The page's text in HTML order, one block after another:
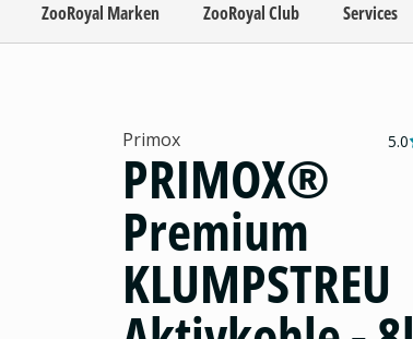
ZooRoyal Marken ZooRoyal Club Services
Primox 5.0
PRIMOX®
Premium
KLUMPSTREU